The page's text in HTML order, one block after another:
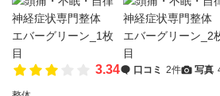
3.34 口コミ 2件 写真